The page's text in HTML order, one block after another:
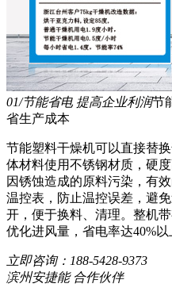
01/节能省电 提高企业利润节
省生产成本
节能塑料干燥机可以直接替
体材料使用不锈钢材质，硬
因锈蚀造成的原料污染，有
温控表，防止温控误差，避
开，便于换料、清理。整机
优化进风量，省电率达40%以
立即咨询： 188-5428-9373
滨州安捷能 合作伙伴